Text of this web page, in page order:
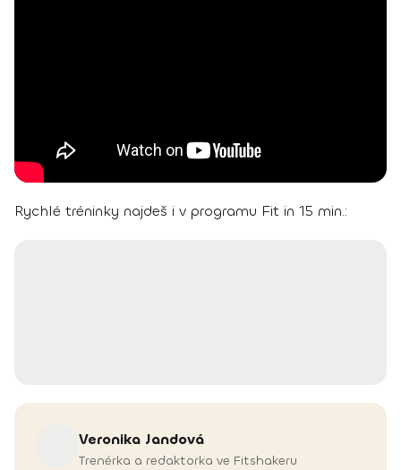
Rychlé tréninky najdeš i v programu Fit in 15 min.:
Veronika Jandová
Trenérka a redaktorka ve Fitshakeru